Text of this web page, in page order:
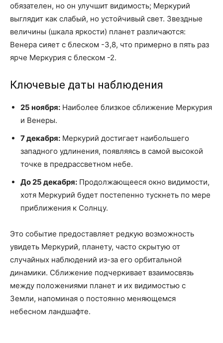
обязателен, но он улучшит видимость; Меркурий
выглядит как слабый, но устойчивый свет. Звездные
величины (шкала яркости) планет различаются:
Венера сияет с блеском -3,8, что примерно в пять раз
ярче Меркурия с блеском -2.
Ключевые даты наблюдения
25 ноября: Наиболее близкое сближение Меркурия
и Венеры.
7 декабря: Меркурий достигает наибольшего
западного удлинения, появляясь в самой высокой
точке в предрассветном небе.
До 25 декабря: Продолжающееся окно видимости,
хотя Меркурий будет постепенно тускнеть по мере
приближения к Солнцу.
Это событие предоставляет редкую возможность
увидеть Меркурий, планету, часто скрытую от
случайных наблюдений из-за его орбитальной
динамики. Сближение подчеркивает взаимосвязь
между положениями планет и их видимостью с
Земли, напоминая о постоянно меняющемся
небесном ландшафте.